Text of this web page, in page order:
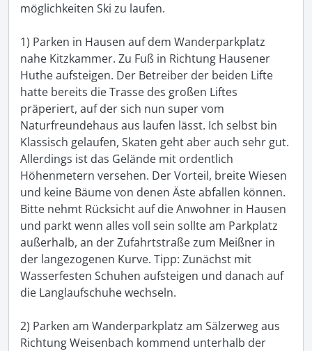
möglichkeiten Ski zu laufen.
1) Parken in Hausen auf dem Wanderparkplatz
nahe Kitzkammer. Zu Fuß in Richtung Hausener
Huthe aufsteigen. Der Betreiber der beiden Lifte
hatte bereits die Trasse des großen Liftes
präperiert, auf der sich nun super vom
Naturfreundehaus aus laufen lässt. Ich selbst bin
Klassisch gelaufen, Skaten geht aber auch sehr gut.
Allerdings ist das Gelände mit ordentlich
Höhenmetern versehen. Der Vorteil, breite Wiesen
und keine Bäume von denen Äste abfallen können.
Bitte nehmt Rücksicht auf die Anwohner in Hausen
und parkt wenn alles voll sein sollte am Parkplatz
außerhalb, an der Zufahrtstraße zum Meißner in
der langezogenen Kurve. Tipp: Zunächst mit
Wasserfesten Schuhen aufsteigen und danach auf
die Langlaufschuhe wechseln.
2) Parken am Wanderparkplatz am Sälzerweg aus
Richtung Weisenbach kommend unterhalb der